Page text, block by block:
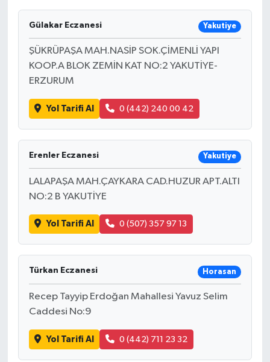
Gülakar Eczanesi Yakutiye
ŞÜKRÜPAŞA MAH.NASİP SOK.ÇİMENLİ YAPI
KOOP.A BLOK ZEMİN KAT NO:2 YAKUTİYE-
ERZURUM
Yol Tarifi Al 0 (442) 240 00 42
Erenler Eczanesi Yakutiye
LALAPAŞA MAH.ÇAYKARA CAD.HUZUR APT.ALTI
NO:2 B YAKUTİYE
Yol Tarifi Al 0 (507) 357 97 13
Türkan Eczanesi Horasan
Recep Tayyip Erdoğan Mahallesi Yavuz Selim
Caddesi No:9
Yol Tarifi Al 0 (442) 711 23 32